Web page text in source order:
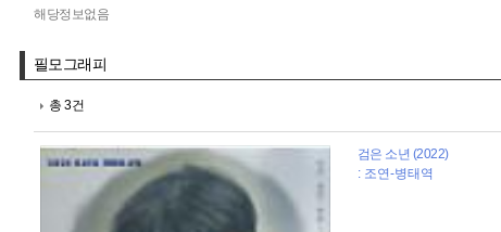
해당정보없음
필모그래피
총 3건
검은 소년 (2022)
: 조연-병태역